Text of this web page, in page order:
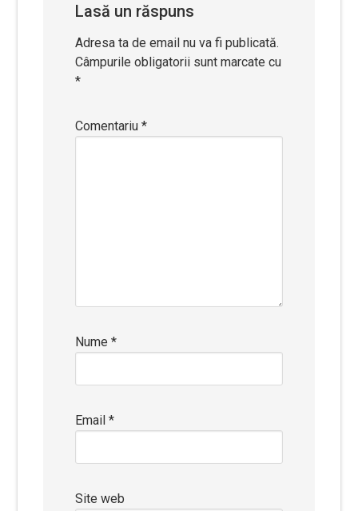
Lasă un răspuns
Adresa ta de email nu va fi publicată.
Câmpurile obligatorii sunt marcate cu
*
Comentariu*
Nume*
Email*
Site web